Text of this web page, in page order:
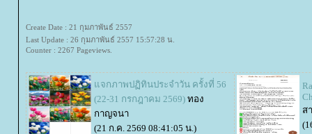
Create Date : 21 กุมภาพันธ์ 2557
Last Update : 26 กุมภาพันธ์ 2557 15:57:28 น.
Counter : 2267 Pageviews.
จกภาพปฏิทินประจำวัน ครั้งที่ 56
(22-31 กรกฎาคม 2569) ทอง
กาญจนา
(21 ก.ค. 2569 08:41:05 น.)
ส